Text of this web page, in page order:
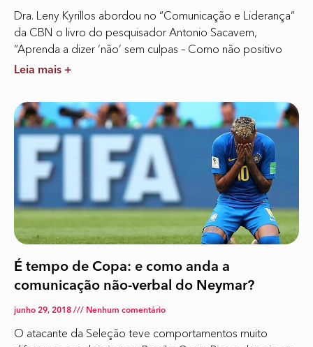
Dra. Leny Kyrillos abordou no “Comunicação e Liderança”
da CBN o livro do pesquisador Antonio Sacavem,
“Aprenda a dizer ‘não’ sem culpas – Como não positivo
Leia mais +
É tempo de Copa: e como anda a
comunicação não-verbal do Neymar?
junho 29, 2018 Nenhum comentário
O atacante da Seleção teve comportamentos muito